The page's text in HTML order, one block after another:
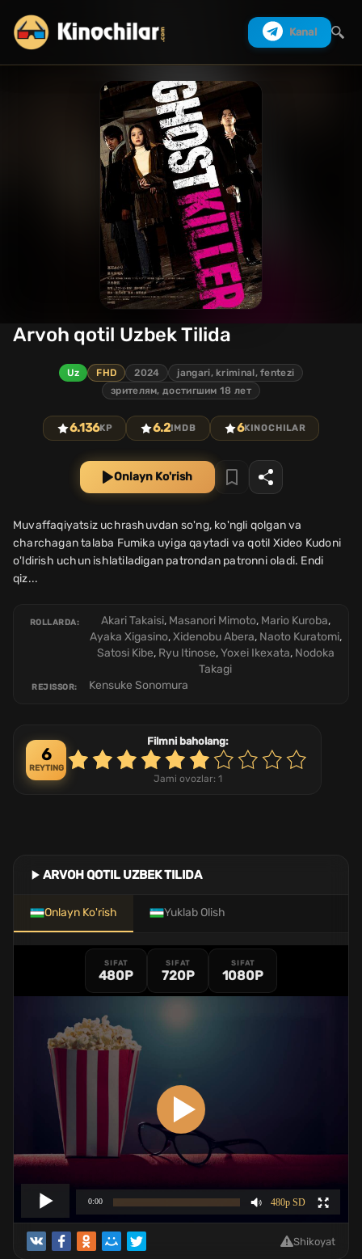
Kanal
Arvoh qotil Uzbek Tilida
Uz FHD 2024
jangari, kriminal, fentezi
зрителям, достигшим 18 лет
6.136KP 6.2IMDB 6KINOCHILAR
Onlayn Ko'rish
Muvaffaqiyatsiz uchrashuvdan so'ng, ko'ngli qolgan va
charchagan talaba Fumika uyiga qaytadi va qotil Xideo Kudoni
o'ldirish uchun ishlatiladigan patrondan patronni oladi. Endi
qiz...
ROLLARDA: Akari Takaisi, Masanori Mimoto, Mario Kuroba,
Ayaka Xigasino,Xidenobu Abera, Naoto Kuratomi,
Satosi Kibe, Ryu Itinose,Yoxei Ikexata, Nodoka
Takagi
REJISSOR: Kensuke Sonomura
6
REYTING
Filmni baholang:
Jami ovozlar: 1
ARVOH QOTIL UZBEK TILIDA
Onlayn Ko'rish Yuklab Olish
SIFAT
480P
SIFAT
720P
SIFAT
1080P
Shikoyat